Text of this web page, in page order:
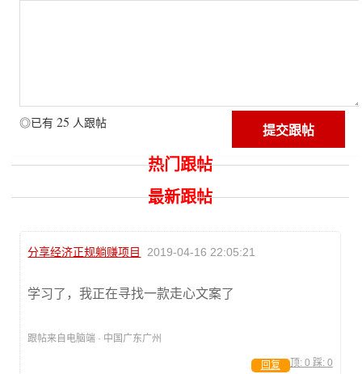
◎已有 25 人跟帖
热门跟帖
最新跟帖
分享经济正规躺赚项目 2019-04-16 22:05:21
学习了，我正在寻找一款走心文案了
跟帖来自电脑端 · 中国广东广州
顶: 0 踩: 0
回复